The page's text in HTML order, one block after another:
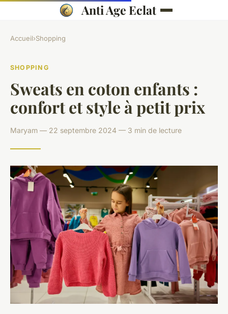
Anti Age Eclat
Accueil›Shopping
SHOPPING
Sweats en coton enfants :
confort et style à petit prix
Maryam — 22 septembre 2024 — 3 min de lecture